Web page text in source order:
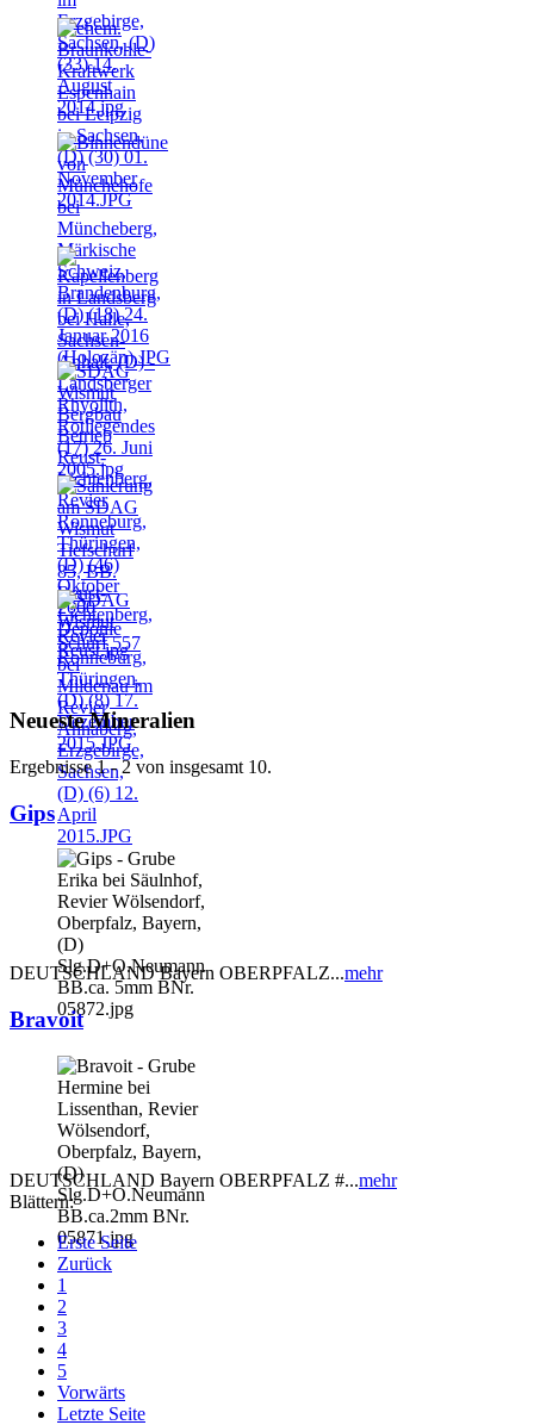
Neueste Mineralien
Ergebnisse 1 - 2 von insgesamt 10.
Gips
DEUTSCHLAND Bayern OBERPFALZ...mehr
Bravoit
DEUTSCHLAND Bayern OBERPFALZ #...mehr
Blättern:
Erste Seite
Zurück
1
2
3
4
5
Vorwärts
Letzte Seite